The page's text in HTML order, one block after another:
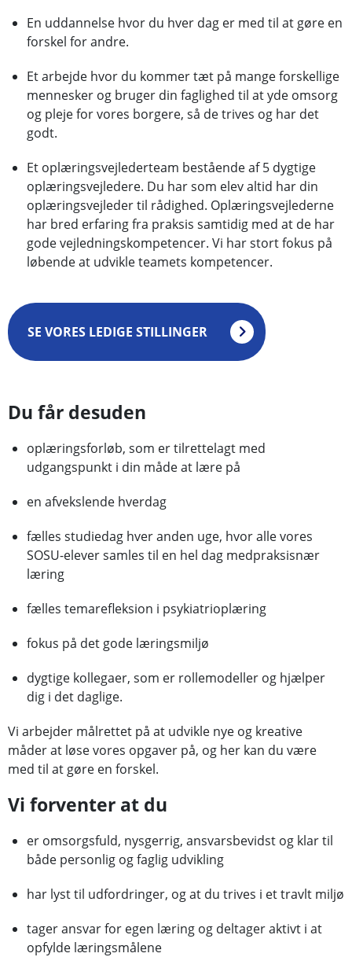
En uddannelse hvor du hver dag er med til at gøre en
forskel for andre.
Et arbejde hvor du kommer tæt på mange forskellige
mennesker og bruger din faglighed til at yde omsorg
og pleje for vores borgere, så de trives og har det
godt.
Et oplæringsvejlederteam bestående af 5 dygtige
oplæringsvejledere. Du har som elev altid har din
oplæringsvejleder til rådighed. Oplæringsvejlederne
har bred erfaring fra praksis samtidig med at de har
gode vejledningskompetencer. Vi har stort fokus på
løbende at udvikle teamets kompetencer.
SE VORES LEDIGE STILLINGER
Du får desuden
oplæringsforløb, som er tilrettelagt med
udgangspunkt i din måde at lære på
en afvekslende hverdag
fælles studiedag hver anden uge, hvor alle vores
SOSU-elever samles til en hel dag medpraksisnær
læring
fælles temarefleksion i psykiatrioplæring
fokus på det gode læringsmiljø
dygtige kollegaer, som er rollemodeller og hjælper
dig i det daglige.
Vi arbejder målrettet på at udvikle nye og kreative
måder at løse vores opgaver på, og her kan du være
med til at gøre en forskel.
Vi forventer at du
er omsorgsfuld, nysgerrig, ansvarsbevidst og klar til
både personlig og faglig udvikling
har lyst til udfordringer, og at du trives i et travlt miljø
tager ansvar for egen læring og deltager aktivt i at
opfylde læringsmålene